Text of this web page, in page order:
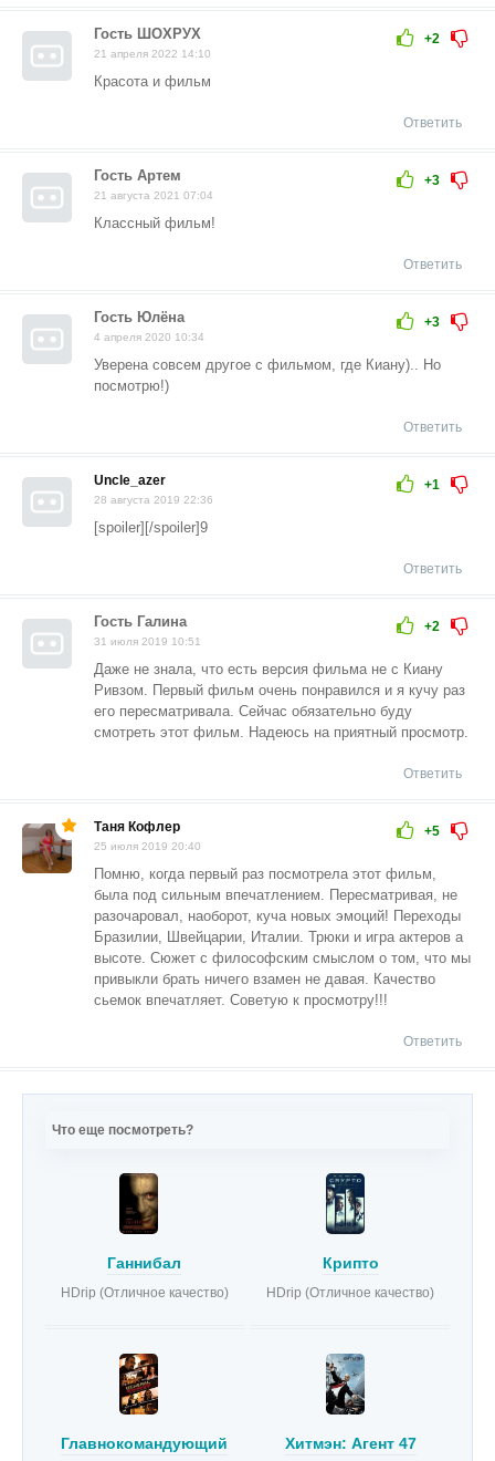
+2
Гость ШОХРУХ
21 апреля 2022 14:10
Красота и фильм
Ответить
+3
Гость Артем
21 августа 2021 07:04
Классный фильм!
Ответить
+3
Гость Юлёна
4 апреля 2020 10:34
Уверена совсем другое с фильмом, где Киану).. Но
посмотрю!)
Ответить
+1
Uncle_azer
28 августа 2019 22:36
[spoiler][/spoiler]9
Ответить
+2
Гость Галина
31 июля 2019 10:51
Даже не знала, что есть версия фильма не с Киану
Ривзом. Первый фильм очень понравился и я кучу раз
его пересматривала. Сейчас обязательно буду
смотреть этот фильм. Надеюсь на приятный просмотр.
Ответить
+5
Таня Кофлер
25 июля 2019 20:40
Помню, когда первый раз посмотрела этот фильм,
была под сильным впечатлением. Пересматривая, не
разочаровал, наоборот, куча новых эмоций! Переходы
Бразилии, Швейцарии, Италии. Трюки и игра актеров а
высоте. Сюжет с философским смыслом о том, что мы
привыкли брать ничего взамен не давая. Качество
сьемок впечатляет. Советую к просмотру!!!
Ответить
Что еще посмотреть?
Ганнибал
HDrip (Отличное качество)
Крипто
HDrip (Отличное качество)
Главнокомандующий Хитмэн: Агент 47